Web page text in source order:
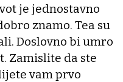
je jednostavno
znamo. Tea su
Doslovno bi umro
Zamislite da ste
vam prvo